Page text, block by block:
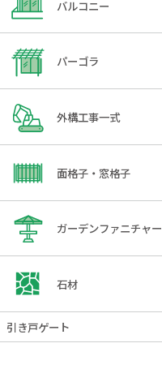
バルコニー
パーゴラ
外構工事一式
面格子・窓格子
ガーデンファニチャー
石材
引き戸ゲート